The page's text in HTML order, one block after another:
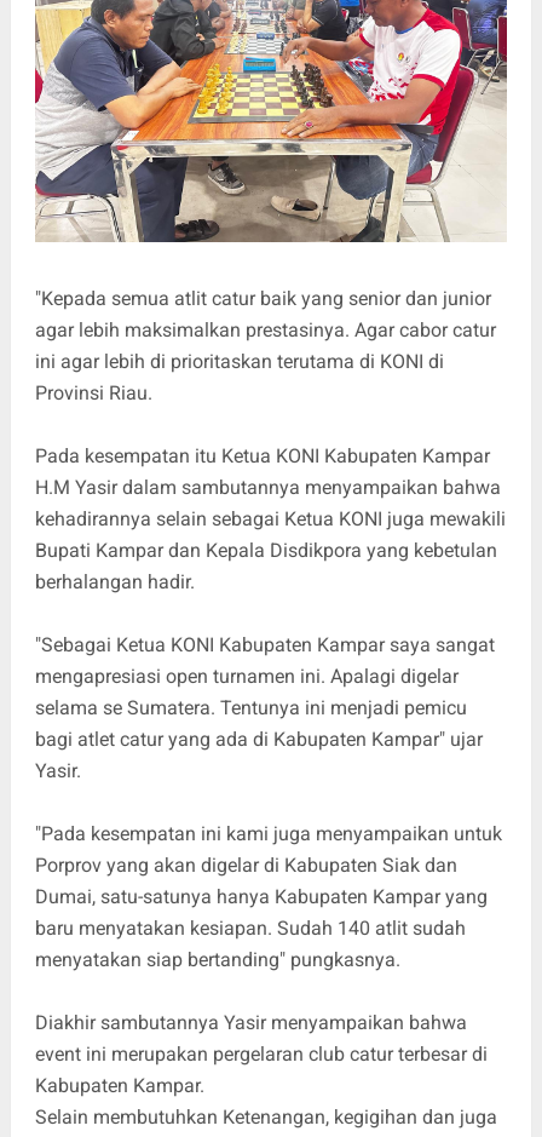
"Kepada semua atlit catur baik yang senior dan junior
agar lebih maksimalkan prestasinya. Agar cabor catur
ini agar lebih di prioritaskan terutama di KONI di
Provinsi Riau.
Pada kesempatan itu Ketua KONI Kabupaten Kampar
H.M Yasir dalam sambutannya menyampaikan bahwa
kehadirannya selain sebagai Ketua KONI juga mewakili
Bupati Kampar dan Kepala Disdikpora yang kebetulan
berhalangan hadir.
"Sebagai Ketua KONI Kabupaten Kampar saya sangat
mengapresiasi open turnamen ini. Apalagi digelar
selama se Sumatera. Tentunya ini menjadi pemicu
bagi atlet catur yang ada di Kabupaten Kampar" ujar
Yasir.
"Pada kesempatan ini kami juga menyampaikan untuk
Porprov yang akan digelar di Kabupaten Siak dan
Dumai, satu-satunya hanya Kabupaten Kampar yang
baru menyatakan kesiapan. Sudah 140 atlit sudah
menyatakan siap bertanding" pungkasnya.
Diakhir sambutannya Yasir menyampaikan bahwa
event ini merupakan pergelaran club catur terbesar di
Kabupaten Kampar.
Selain membutuhkan Ketenangan, kegigihan dan juga